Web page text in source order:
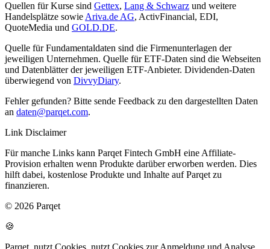
Quellen für Kurse sind Gettex, Lang & Schwarz und weitere
Handelsplätze sowie Ariva.de AG, ActivFinancial, EDI,
QuoteMedia und GOLD.DE.
Quelle für Fundamentaldaten sind die Firmenunterlagen der
jeweiligen Unternehmen. Quelle für ETF-Daten sind die Webseiten
und Datenblätter der jeweiligen ETF-Anbieter. Dividenden-Daten
überwiegend von DivvyDiary.
Fehler gefunden? Bitte sende Feedback zu den dargestellten Daten
an daten@parqet.com.
Link Disclaimer
Für manche Links kann Parqet Fintech GmbH eine Affiliate-
Provision erhalten wenn Produkte darüber erworben werden. Dies
hilft dabei, kostenlose Produkte und Inhalte auf Parqet zu
finanzieren.
© 2026 Parqet
🍪